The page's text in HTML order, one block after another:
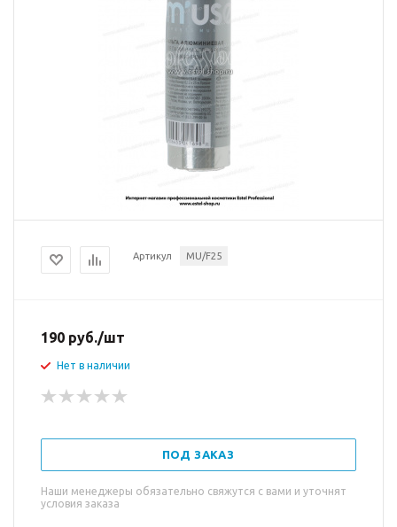
Артикул MU/F25
190 руб./шт
Нет в наличии
ПОД ЗАКАЗ
Наши менеджеры обязательно свяжутся с вами и уточнят
условия заказа